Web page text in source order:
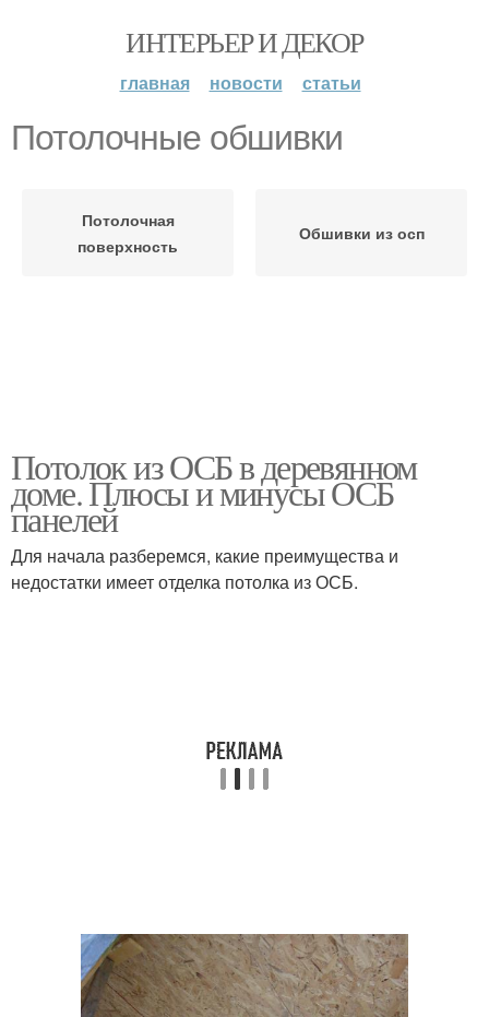
ИНТЕРЬЕР И ДЕКОР
главная новости статьи
Потолочные обшивки
Потолочная
поверхность
Обшивки из осп
Потолок из ОСБ в деревянном
доме. Плюсы и минусы ОСБ
панелей
Для начала разберемся, какие преимущества и
недостатки имеет отделка потолка из ОСБ.